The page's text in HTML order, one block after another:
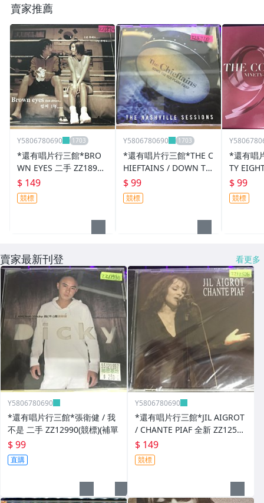
賣家推薦
Y5806780690
*還有唱片行三館*BRO
WN EYES 二手 ZZ18914
(競標)
$ 149
競標
Y5806780690
*還有唱片行三館*THE C
HIEFTAINS / DOWN TH
E OLD PLANK 二手 ZZ1
6920(競標)
$ 99
競標
*還有唱
TY
E
9200(需
$ 99
競標
賣家最新刊登 看更多
Y5806780690
*還有唱片行三館*張衛健 / 我
不是 二手 ZZ12990(競標)(補單
$ 99
直購
Y5806780690
*還有唱片行三館*JIL AIGROT
/ CHANTE PIAF 全新 ZZ12526
(競標)
$ 149
競標